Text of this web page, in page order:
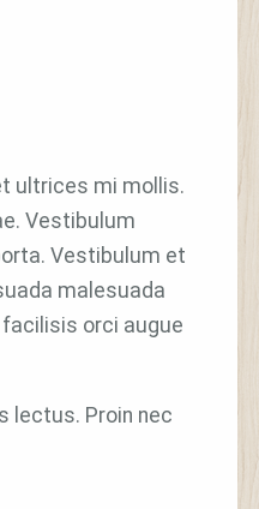
ultrices mi mollis.
Vestibulum
Vestibulum et
malesuada
orci augue
lectus. Proin nec